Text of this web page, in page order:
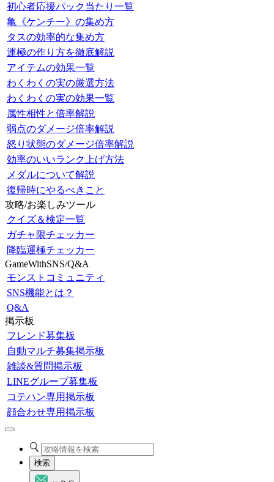
初心者応援パック当たり一覧
亀《ケンチー》の集め方
タスの効率的な集め方
運極の作り方を徹底解説
アイテムの効果一覧
わくわくの実の厳選方法
わくわくの実の効果一覧
属性相性と倍率解説
弱点のダメージ倍率解説
怒り状態のダメージ倍率解説
効率のいいランク上げ方法
メダルについて解説
復帰時にやるべきこと
攻略/お楽しみツール
クイズ＆検定一覧
ガチャ限チェッカー
降臨運極チェッカー
GameWithSNS/Q&A
モンストコミュニティ
SNS機能とは？
Q&A
掲示板
フレンド募集板
自動マルチ募集掲示板
雑談&質問掲示板
LINEグループ募集板
コテハン専用掲示板
顔合わせ専用掲示板
検索